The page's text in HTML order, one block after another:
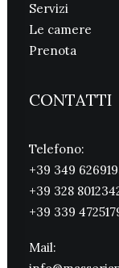
Servizi
Le camere
Prenota
CONTATTI
Telefono:
+39 349
+39 328
+39 339
Mail: